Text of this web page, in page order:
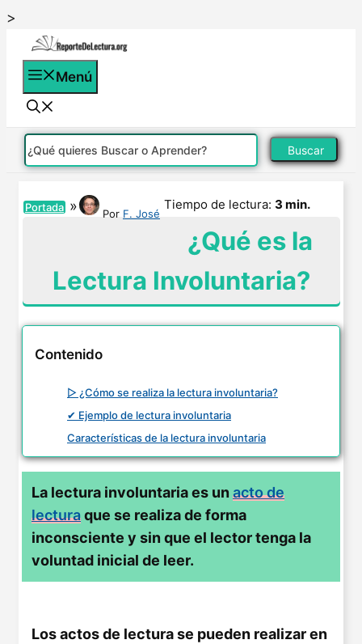
>
contenido
Menú
Buscar
Portada » Por F. José
Tiempo de lectura: 3 min.
¿Qué es la
Lectura Involuntaria?
Contenido
▷ ¿Cómo se realiza la lectura involuntaria?
✔ Ejemplo de lectura involuntaria
Características de la lectura involuntaria
La lectura involuntaria es unacto de
lecturaque se realiza de forma
inconsciente y sin que el lector tenga la
voluntad inicial de leer.
Los actos de lectura se pueden realizar en